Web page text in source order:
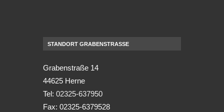
STANDORT GRABENSTRASSE
Grabenstraße 14
44625 Herne
Tel: 02325-637950
Fax: 02325-6379528